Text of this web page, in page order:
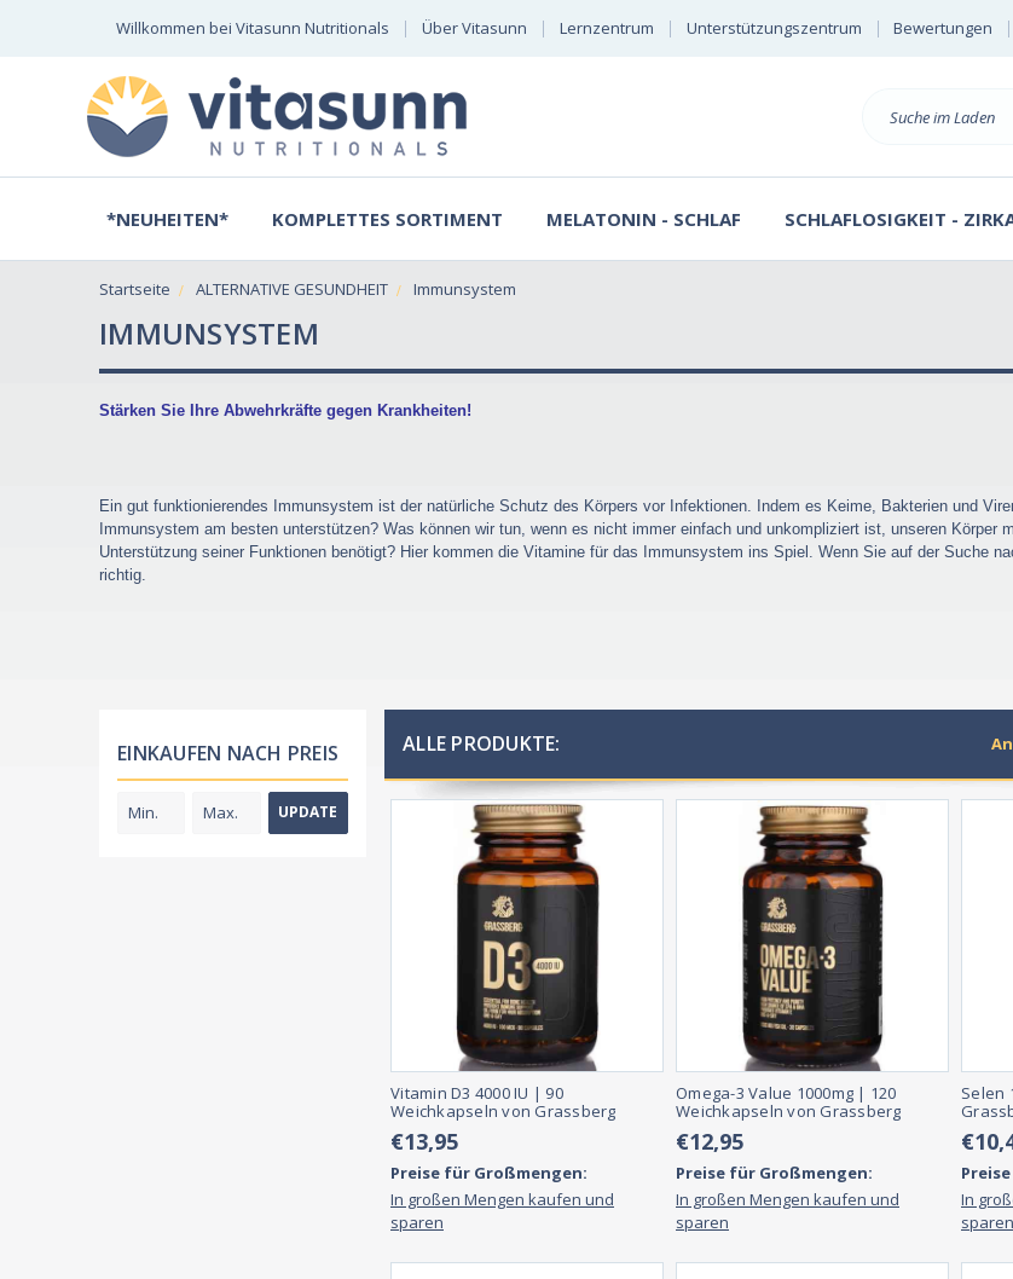
Willkommen bei Vitasunn Nutritionals Über Vitasunn Lernzentrum Unterstützungszentrum Bewertungen
Suche
*NEUHEITEN* KOMPLETTES SORTIMENT MELATONIN - SCHLAF SCHLAFLOSIGKEIT -
Startseite ALTERNATIVE GESUNDHEIT Immunsystem
IMMUNSYSTEM
Stärken Sie Ihre Abwehrkräfte gegen Krankheiten!
Ein gut funktionierendes Immunsystem ist der natürliche Schutz des Körpers vor Infektionen. Indem es Keime, Bakterien und
Immunsystem am besten unterstützen? Was können wir tun, wenn es nicht immer einfach und unkompliziert ist, unseren Körper
Unterstützung seiner Funktionen benötigt? Hier kommen die Vitamine für das Immunsystem ins Spiel. Wenn Sie auf der Suche
richtig.
EINKAUFEN NACH PREIS
UPDATE
ALLE PRODUKTE:
Vitamin D3 4000 IU | 90
Weichkapseln von Grassberg
€13,95
Preise für Großmengen:
In großen Mengen kaufen und
sparen
Omega-3 Value 1000mg | 120
Weichkapseln von Grassberg
€12,95
Preise für Großmengen:
In großen Mengen kaufen und
sparen
Selen
In
sparen